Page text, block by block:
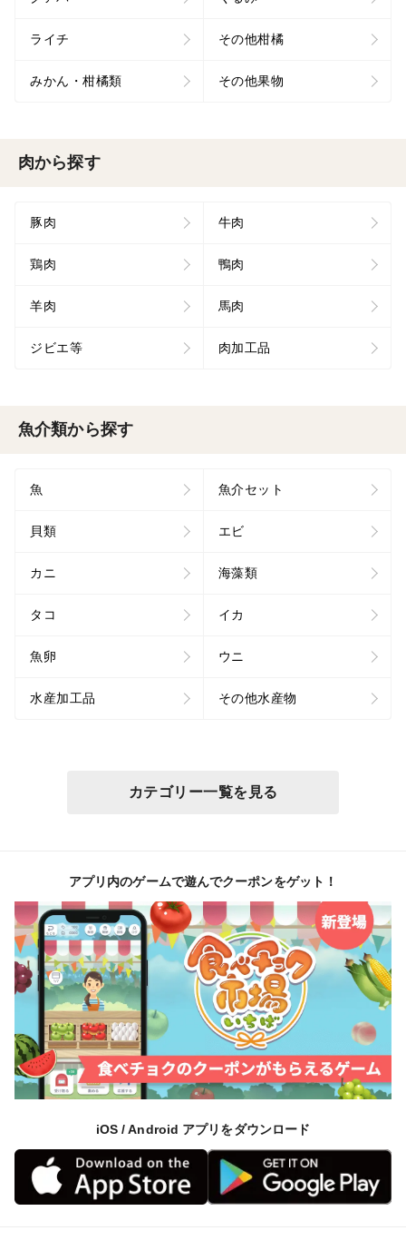
ライチ その他柑橘
みかん・柑橘類 その他果物
肉から探す
豚肉 牛肉
鶏肉 鴨肉
羊肉 馬肉
ジビエ等 肉加工品
魚介類から探す
魚 魚介セット
貝類 エビ
カニ 海藻類
タコ イカ
魚卵 ウニ
水産加工品 その他水産物
カテゴリー一覧を見る
アプリ内のゲームで遊んでクーポンをゲット！
iOS / Android アプリをダウンロード